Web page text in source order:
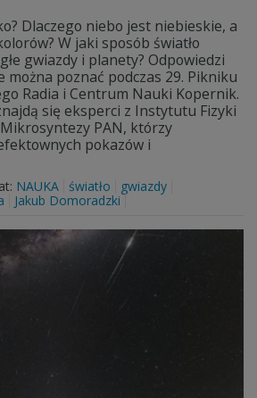
Dlaczego niebo jest niebieskie, a
W jaki sposób światło
gwiazdy i planety? Odpowiedzi
można poznać podczas 29. Pikniku
Radia i Centrum Nauki Kopernik.
się eksperci z Instytutu Fizyki
PAN, którzy
pokazów i
NAUKA światło
gwiazdy
Jakub Domoradzki